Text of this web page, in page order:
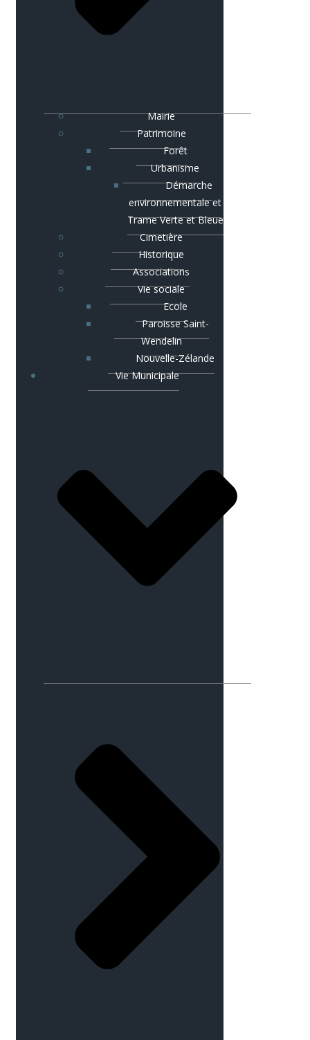
Mairie
Patrimoine
Forêt
Urbanisme
Démarche
environnementale et
Trame Verte et Bleue
Cimetière
Historique
Associations
Vie sociale
Ecole
Paroisse Saint-
Wendelin
Nouvelle-Zélande
Vie Municipale